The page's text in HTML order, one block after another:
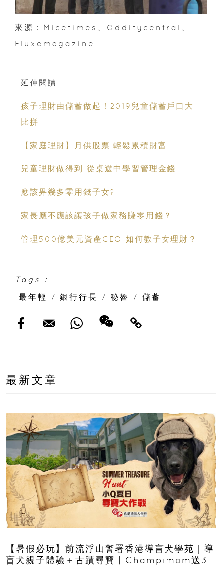
來源：Micetimes、Odditycentral、
Eluxemagazine
延伸閱讀 :
孩子理財由儲蓄做起！2019兒童儲蓄戶口大
比拼
【家庭理財】月供股票 輕鬆累積財富
兒童理財做得到 從桌遊中學習管理金錢
應該畀幾多零用錢子女?
家長應不應該讓孩子做家務賺零用錢？
管理500億美元資產CEO 如何教子女理財？
Tags :
最年輕
/ 銀行行長 / 秘魯 / 儲蓄
最新文章
【暑假必玩】前流浮山警署香港導盲犬學苑｜導
盲犬親子體驗＋古蹟尋寶 | Champimom送3